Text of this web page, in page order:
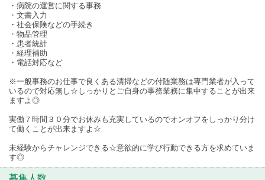
・病院の運営に関する事務
・文書入力
・社会保険などの手続き
・物品管理
・患者統計
・経理補助
・電話対応など
※一般事務のお仕事で良くある清掃などの付随業務は専門業者が入って
いるので対応無し☆しっかりとご自身の事務業務に集中することが出来
ますよ◎
実働７時間３０分でお休みも充実しているのでオンオフをしっかり分け
て働くことが出来ますよ☆
未経験からチャレンジできる☆意欲的に学び行動できる方を求めていま
す◎
募集人数